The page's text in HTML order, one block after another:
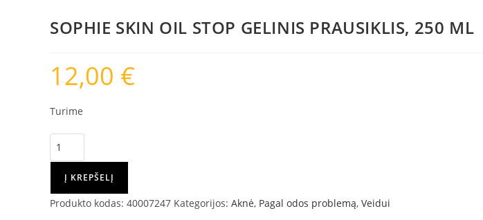
PRAUSIKLIS,
ML
SOPHIE SKIN OIL STOP GELINIS PRAUSIKLIS, 250 ML
12,00 €
Turime
produkto
kiekis:
SOPHIE
SKIN
OIL
Į KREPŠELĮ
Produkto kodas: 40007247 Kategorijos: Aknė, Pagal odos problemą, Veidui